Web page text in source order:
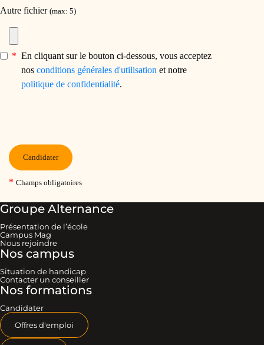
Groupe Alternance
Présentation de l’école
Campus Mag
Nous rejoindre
Nos campus
Situation de handicap
Contacter un conseiller
Nos formations
Candidater
Offres d'emploi